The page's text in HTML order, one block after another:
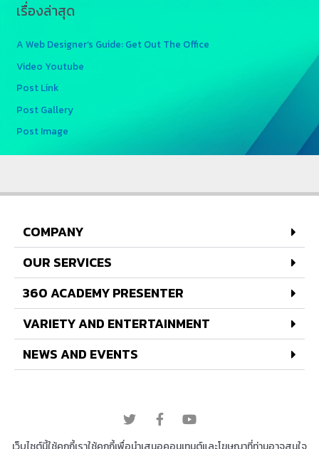
เรื่องล่าสุด
A Web Designer’s Guide: Get Out The Office
Video Youtube
Post Link
Post Gallery
Post Image
COMPANY
OUR SERVICES
360 ACADEMY PRESENTER
VARIETY AND ENTERTAINMENT
NEWS AND EVENTS
© 2022 All rights reserved